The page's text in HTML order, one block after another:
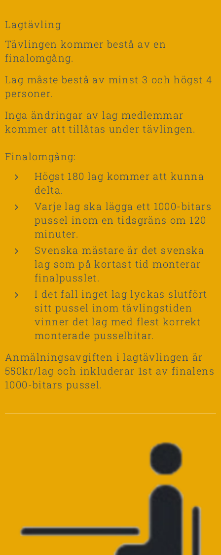
Lagtävling
Tävlingen kommer bestå av en
finalomgång.
Lag måste bestå av minst 3 och högst 4
personer.
Inga ändringar av lag medlemmar
kommer att tillåtas under tävlingen.
Finalomgång:
Högst 180 lag kommer att kunna
delta.
Varje lag ska lägga ett 1000-bitars
pussel inom en tidsgräns om 120
minuter.
Svenska mästare är det svenska
lag som på kortast tid monterar
finalpusslet.
I det fall inget lag lyckas slutfört
sitt pussel inom tävlingstiden
vinner det lag med flest korrekt
monterade pusselbitar.
Anmälningsavgiften i lagtävlingen är
550kr/lag och inkluderar 1st av finalens
1000-bitars pussel.